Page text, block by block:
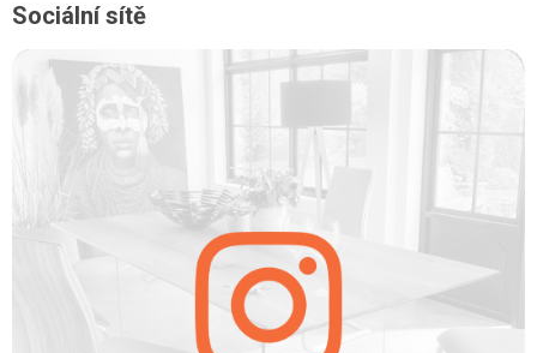
Sociální sítě